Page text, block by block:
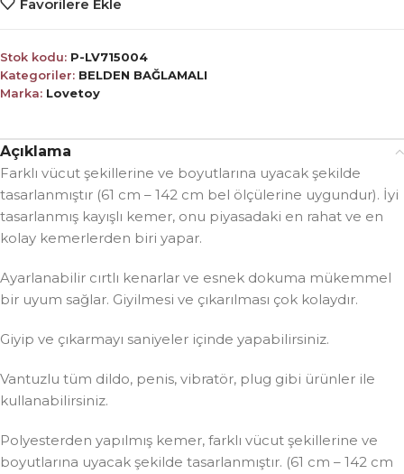
Favorilere Ekle
Stok kodu: P-LV715004
Kategoriler: BELDEN BAĞLAMALI
Marka: Lovetoy
Açıklama
Farklı vücut şekillerine ve boyutlarına uyacak şekilde
tasarlanmıştır (61 cm – 142 cm bel ölçülerine uygundur). İyi
tasarlanmış kayışlı kemer, onu piyasadaki en rahat ve en
kolay kemerlerden biri yapar.
Ayarlanabilir cırtlı kenarlar ve esnek dokuma mükemmel
bir uyum sağlar. Giyilmesi ve çıkarılması çok kolaydır.
Giyip ve çıkarmayı saniyeler içinde yapabilirsiniz.
Vantuzlu tüm dildo, penis, vibratör, plug gibi ürünler ile
kullanabilirsiniz.
Polyesterden yapılmış kemer, farklı vücut şekillerine ve
boyutlarına uyacak şekilde tasarlanmıştır. (61 cm – 142 cm